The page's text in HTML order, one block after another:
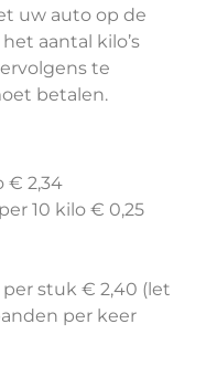
uw auto op de
aantal kilo’s
te
betalen.
€ 2,34
10 kilo € 0,25
stuk € 2,40 (let
per keer